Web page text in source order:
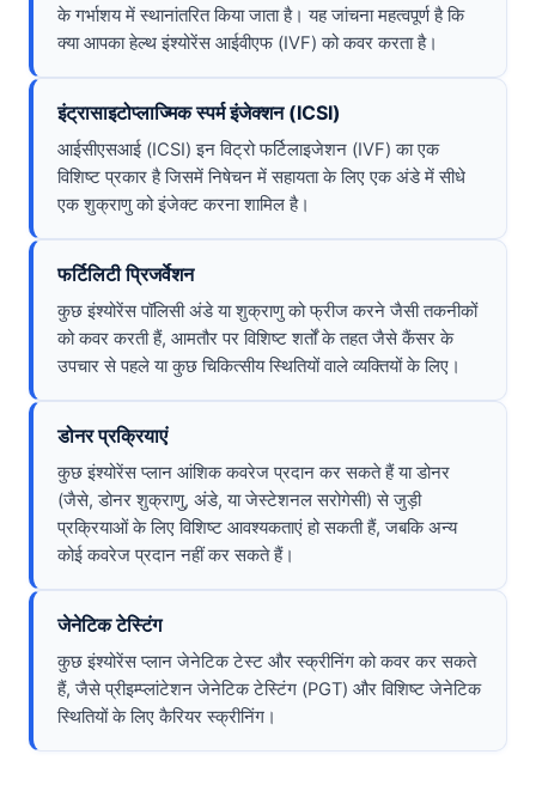
के गर्भाशय में स्थानांतरित किया जाता है। यह जांचना महत्वपूर्ण है कि
क्या आपका हेल्थ इंश्योरेंस आईवीएफ (IVF) को कवर करता है।
इंट्रासाइटोप्लाज्मिक स्पर्म इंजेक्शन (ICSI)
आईसीएसआई (ICSI) इन विट्रो फर्टिलाइजेशन (IVF) का एक
विशिष्ट प्रकार है जिसमें निषेचन में सहायता के लिए एक अंडे में सीधे
एक शुक्राणु को इंजेक्ट करना शामिल है।
फर्टिलिटी प्रिजर्वेशन
कुछ इंश्योरेंस पॉलिसी अंडे या शुक्राणु को फ्रीज करने जैसी तकनीकों
को कवर करती हैं, आमतौर पर विशिष्ट शर्तों के तहत जैसे कैंसर के
उपचार से पहले या कुछ चिकित्सीय स्थितियों वाले व्यक्तियों के लिए।
डोनर प्रक्रियाएं
कुछ इंश्योरेंस प्लान आंशिक कवरेज प्रदान कर सकते हैं या डोनर
(जैसे, डोनर शुक्राणु, अंडे, या जेस्टेशनल सरोगेसी) से जुड़ी
प्रक्रियाओं के लिए विशिष्ट आवश्यकताएं हो सकती हैं, जबकि अन्य
कोई कवरेज प्रदान नहीं कर सकते हैं।
जेनेटिक टेस्टिंग
कुछ इंश्योरेंस प्लान जेनेटिक टेस्ट और स्क्रीनिंग को कवर कर सकते
हैं, जैसे प्रीइम्प्लांटेशन जेनेटिक टेस्टिंग (PGT) और विशिष्ट जेनेटिक
स्थितियों के लिए कैरियर स्क्रीनिंग।